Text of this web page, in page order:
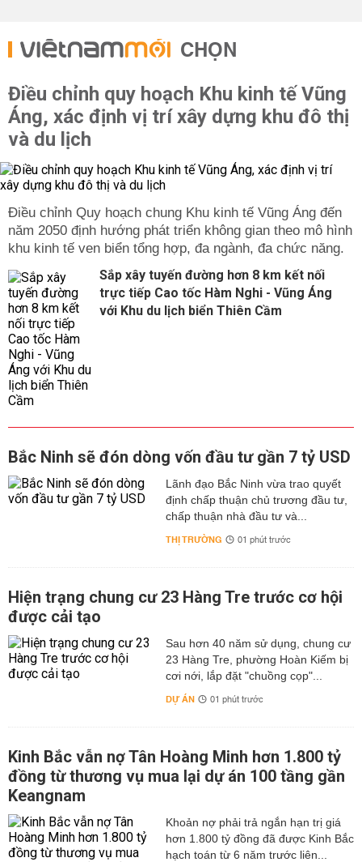
CHỌN
Điều chỉnh quy hoạch Khu kinh tế Vũng
Áng, xác định vị trí xây dựng khu đô thị
và du lịch
Điều chỉnh Quy hoạch chung Khu kinh tế Vũng Áng đến
năm 2050 định hướng phát triển không gian theo mô hình
khu kinh tế ven biển tổng hợp, đa ngành, đa chức năng.
Sắp xây tuyến đường hơn 8 km kết nối
trực tiếp Cao tốc Hàm Nghi - Vũng Áng
với Khu du lịch biển Thiên Cầm
Bắc Ninh sẽ đón dòng vốn đầu tư gần 7 tỷ USD
Lãnh đạo Bắc Ninh vừa trao quyết
định chấp thuận chủ trương đầu tư,
chấp thuận nhà đầu tư và...
THỊ TRƯỜNG 01 phút trước
Hiện trạng chung cư 23 Hàng Tre trước cơ hội
được cải tạo
Sau hơn 40 năm sử dụng, chung cư
23 Hàng Tre, phường Hoàn Kiếm bị
cơi nới, lắp đặt "chuồng cọp"...
DỰ ÁN 01 phút trước
Kinh Bắc vẫn nợ Tân Hoàng Minh hơn 1.800 tỷ
đồng từ thương vụ mua lại dự án 100 tầng gần
Keangnam
hơn 1.800 tỷ đồng đã được Kinh Bắc
hạch toán từ 6 năm trước liên...